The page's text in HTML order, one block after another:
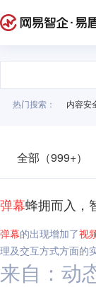
热门搜索： 内容安
全部（999+）
弹幕蜂拥而入，
弹幕的出现增加了视
理及交互方式方面的
来自：动